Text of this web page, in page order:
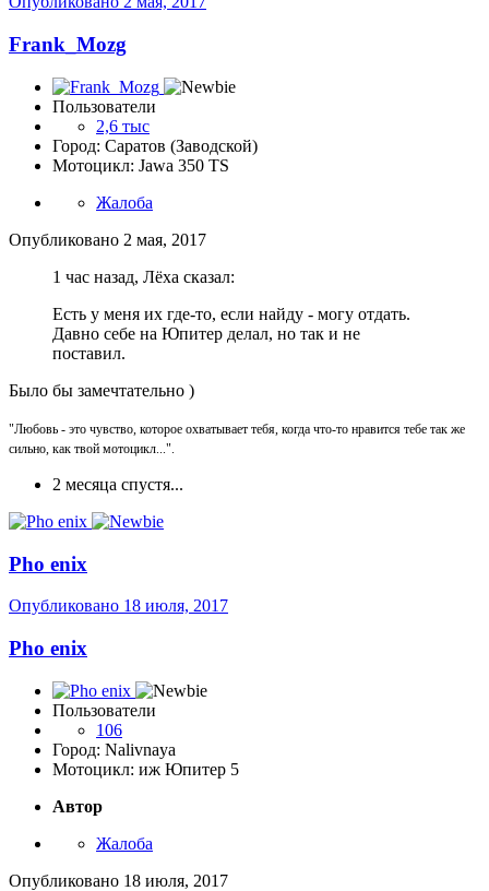
Frank_Mozg
Пользователи
2,6 тыс
Город: Саратов (Заводской)
Мотоцикл: Jawa 350 TS
Жалоба
Опубликовано 2 мая, 2017
1 час назад, Лёха сказал:
Есть у меня их где-то, если найду - могу отдать.
Давно себе на Юпитер делал, но так и не
поставил.
Было бы замечтательно )
"Любовь - это чувство, которое охватывает тебя, когда что-то нравится тебе так же
сильно, как твой мотоцикл...".
2 месяца спустя...
Pho enix
Опубликовано 18 июля, 2017
Pho enix
Пользователи
106
Город: Nalivnaya
Мотоцикл: иж Юпитер 5
Автор
Жалоба
Опубликовано 18 июля, 2017